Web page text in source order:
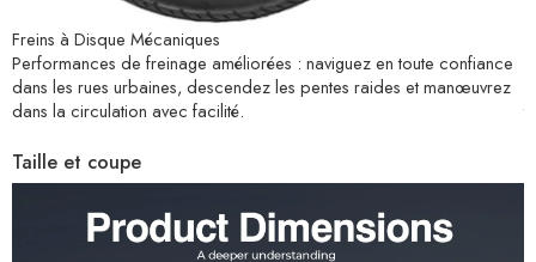
Freins à Disque Mécaniques
Performances de freinage améliorées : naviguez en toute confiance
dans les rues urbaines, descendez les pentes raides et manœuvrez
dans la circulation avec facilité.
Taille et coupe